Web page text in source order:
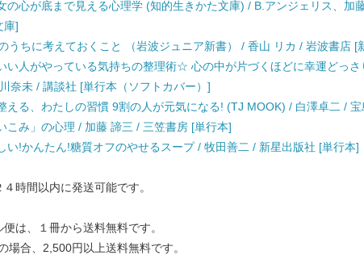
の心が底まで見える心理学 (知的生きかた文庫) / B.アンジェリス、加
庫]
うちに考えておくこと （岩波ジュニア新書） / 香山 リカ / 岩波書店 [
い人がやっている気持ちの整理術☆ 心の中が片づくほどに幸運どっさ
奈未 / 講談社 [単行本（ソフトカバー）]
える、わたしの習慣 9割の人が元気になる! (TJ MOOK) / 白澤卓二 /
こみ」の心理 / 加藤 諦三 / 三笠書房 [単行本]
い!かんたん!糖質オフのやせるスープ / 牧田善二 / 新星出版社 [単行本]
時間以内に発送可能です。
は、１冊から送料無料です。
場合、2,500円以上送料無料です。